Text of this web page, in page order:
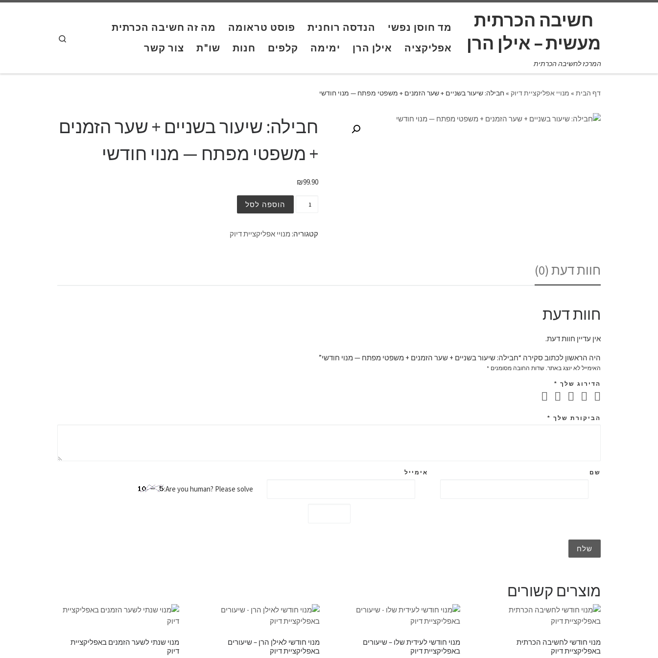
לתוכן
חשיבה הכרתית
המרכז לחשיבה הכרתית
מד חוסן נפשי הנדסה רוחנית פוסט טראומה
מה זה חשיבה הכרתית
אפליקציה
אילן הרן ימימה קלפים חנות שו"ת צור קשר
דף הבית » מנויי אפליקציית דיוק » חבילה: שיעור בשניים + שער הזמנים + משפטי מפתח — מנוי חודשי
חבילה: שיעור בשניים + שער הזמנים
+ משפטי מפתח — מנוי חודשי
₪99.90
הוספה לסל
קטגוריה: מנויי אפליקציית דיוק
חוות דעת (0)
חוות דעת
אין עדיין חוות דעת.
היה הראשון לכתוב סקירה “חבילה: שיעור בשניים + שער הזמנים + משפטי מפתח — מנוי חודשי”
האימייל לא יוצג באתר. שדות החובה מסומנים *
הדירוג שלך *
הביקורת שלך *
שם אימייל
מוצרים קשורים
מנוי חודשי לחשיבה הכרתית
באפליקציית דיוק
מנוי חודשי לעידית שלו – שיעורים
באפליקציית דיוק
מנוי חודשי לאילן הרן – שיעורים
באפליקציית דיוק
מנוי שנתי לשער הזמנים באפליקציית
דיוק